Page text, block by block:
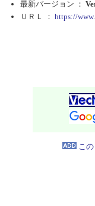
最新バージョン ：
ＵＲＬ ： https://
こ